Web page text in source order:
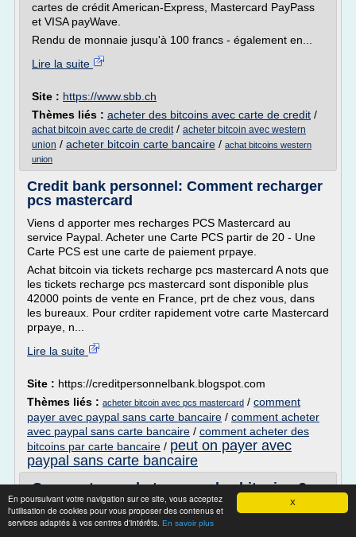
X
En poursuivant votre navigation sur ce site, vous acceptez
l'utilisation de cookies pour vous proposer des contenus et
services adaptés à vos centres d'intérêts. En savoir plus
cartes de crédit American-Express, Mastercard PayPass
et VISA payWave.
Rendu de monnaie jusqu'à 100 francs - également en...
Lire la suite
Site : https://www.sbb.ch
Thèmes liés : acheter des bitcoins avec carte de credit /
achat bitcoin avec carte de credit/ acheter bitcoin avec western
union / acheter bitcoin carte bancaire / achat bitcoins western
union
Credit bank personnel: Comment recharger
pcs mastercard
Viens d apporter mes recharges PCS Mastercard au
service Paypal. Acheter une Carte PCS partir de 20 - Une
Carte PCS est une carte de paiement prpaye.
Achat bitcoin via tickets recharge pcs mastercard A nots que
les tickets recharge pcs mastercard sont disponible plus
42000 points de vente en France, prt de chez vous, dans
les bureaux. Pour crditer rapidement votre carte Mastercard
prpaye, n...
Lire la suite
Site : https://creditpersonnelbank.blogspot.com
Thèmes liés : acheter bitcoin avec pcs mastercard / comment
payer avec paypal sans carte bancaire / comment acheter
avec paypal sans carte bancaire / comment acheter des
bitcoins par carte bancaire / peut on payer avec
paypal sans carte bancaire
Que peut-on acheter avec des bitcoins ? -
Le Parisien
La Maison du Bitcoin à Paris propose des formations pour